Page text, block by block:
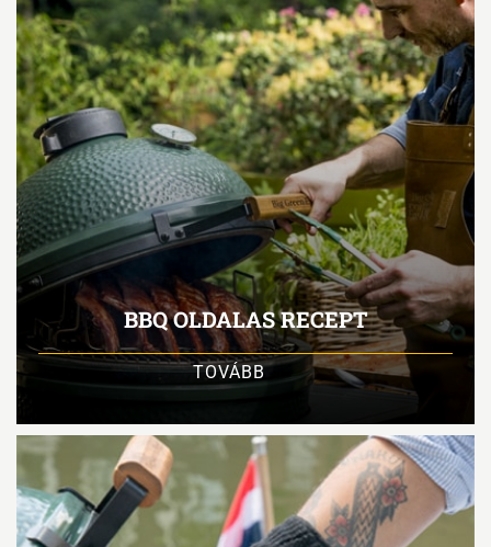
BBQ OLDALAS RECEPT
TOVÁBB